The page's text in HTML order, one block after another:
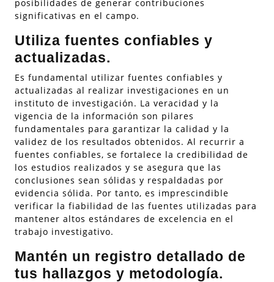
posibilidades de generar contribuciones
significativas en el campo.
Utiliza fuentes confiables y
actualizadas.
Es fundamental utilizar fuentes confiables y
actualizadas al realizar investigaciones en un
instituto de investigación. La veracidad y la
vigencia de la información son pilares
fundamentales para garantizar la calidad y la
validez de los resultados obtenidos. Al recurrir a
fuentes confiables, se fortalece la credibilidad de
los estudios realizados y se asegura que las
conclusiones sean sólidas y respaldadas por
evidencia sólida. Por tanto, es imprescindible
verificar la fiabilidad de las fuentes utilizadas para
mantener altos estándares de excelencia en el
trabajo investigativo.
Mantén un registro detallado de
tus hallazgos y metodología.